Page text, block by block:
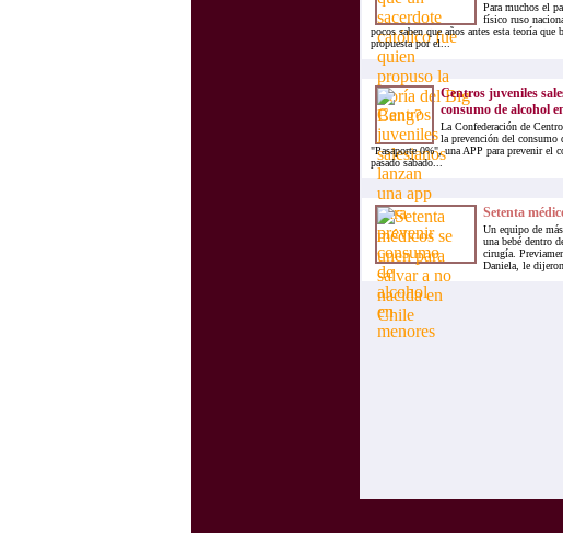
Para muchos el
físico ruso
pocos saben que años antes esta teoría
propuesta por el...
Centros juveniles
consumo de alcohol
La Confederación de
la prevención del consumo
"Pasaporte 0%", una APP para prevenir el
pasado sábado...
Setenta
Un equipo de
una bebé dentro
cirugía.
Daniela, le dijeron